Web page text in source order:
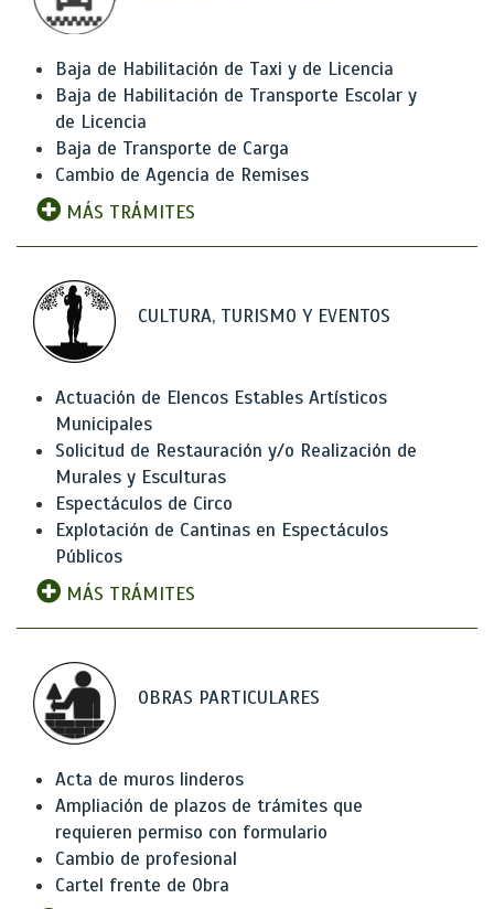
Baja de Habilitación de Taxi y de Licencia
Baja de Habilitación de Transporte Escolar y
de Licencia
Baja de Transporte de Carga
Cambio de Agencia de Remises
MÁS TRÁMITES
CULTURA, TURISMO Y EVENTOS
Actuación de Elencos Estables Artísticos
Municipales
Solicitud de Restauración y/o Realización de
Murales y Esculturas
Espectáculos de Circo
Explotación de Cantinas en Espectáculos
Públicos
MÁS TRÁMITES
OBRAS PARTICULARES
Acta de muros linderos
Ampliación de plazos de trámites que
requieren permiso con formulario
Cambio de profesional
Cartel frente de Obra